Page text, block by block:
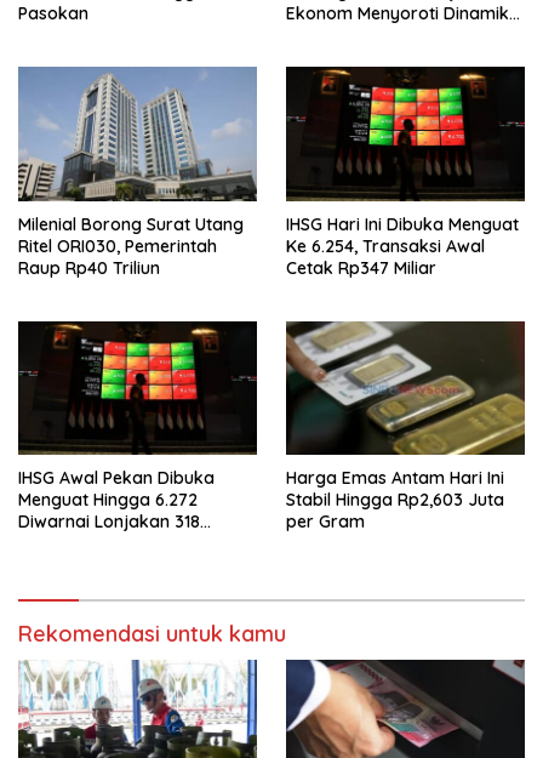
Pasokan
Ekonom Menyoroti Dinamika
Milenial Borong Surat Utang
Ritel ORI030, Pemerintah
Raup Rp40 Triliun
IHSG Hari Ini Dibuka Menguat
Ke 6.254, Transaksi Awal
Cetak Rp347 Miliar
IHSG Awal Pekan Dibuka
Menguat Hingga 6.272
Diwarnai Lonjakan 318
Harga Emas Antam Hari Ini
Stabil Hingga Rp2,603 Juta
per Gram
Rekomendasi untuk kamu